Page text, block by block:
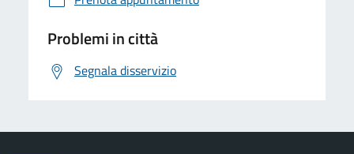
Problemi in città
Segnala disservizio